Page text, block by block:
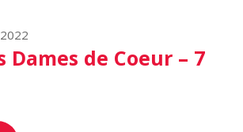
Dames de Coeur – 7